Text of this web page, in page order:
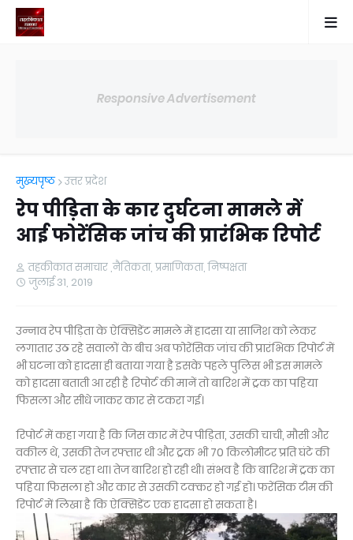
Responsive Advertisement
मुख्यपृष्ठ उत्तर प्रदेश
रेप पीड़िता के कार दुर्घटना मामले में
आई फोरेंसिक जांच की प्रारंभिक रिपोर्ट
तहकीकात समाचार ,नैतिकता, प्रमाणिकता, निष्पक्षता
जुलाई 31, 2019
उन्नाव रेप पीड़िता के ऐक्सिडेंट मामले में हादसा या साजिश को लेकर
लगातार उठ रहे सवालों के बीच अब फोरेंसिक जांच की प्रारंभिक रिपोर्ट में
भी घटना को हादसा ही बताया गया है इसके पहले पुलिस भी इस मामले
को हादसा बताती आ रही है रिपोर्ट की मानें तो बारिश में ट्रक का पहिया
फिसला और सीधे जाकर कार से टकरा गई।
रिपोर्ट में कहा गया है कि जिस कार में रेप पीड़िता, उसकी चाची, मौसी और
वकील थे, उसकी तेज रफ्तार थी और ट्रक भी 70 किलोमीटर प्रति घंटे की
रफ्तार से चल रहा था। तेज बारिश हो रही थी। संभव है कि बारिश में ट्रक का
पहिया फिसला हो और कार से उसकी टक्कर हो गई हो। फरेंसिक टीम की
रिपोर्ट में लिखा है कि ऐक्सिडेंट एक हादसा हो सकता है।